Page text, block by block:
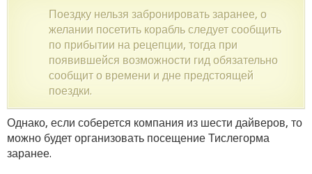
Поездку нельзя забронировать заранее, о
желании посетить корабль следует сообщить
по прибытии на рецепции, тогда при
появившейся возможности гид обязательно
сообщит о времени и дне предстоящей
поездки.
Однако, если соберется компания из шести дайверов, то
можно будет организовать посещение Тислегорма
заранее.